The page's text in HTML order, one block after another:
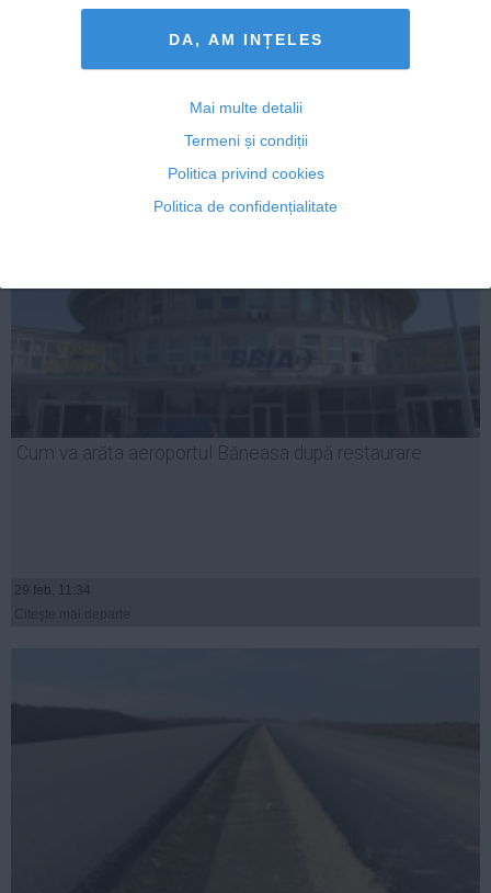
DA, AM INȚELES
Mai multe detalii
Termeni și condiții
Politica privind cookies
Politica de confidențialitate
Cum va arăta aeroportul Băneasa după restaurare
29 feb, 11:34